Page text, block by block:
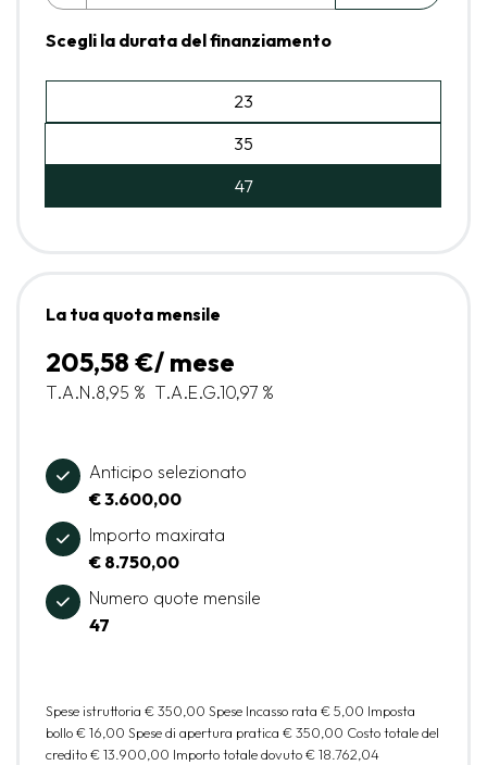
Scegli la durata del finanziamento
23
35
47
La tua quota mensile
205,58 €/ mese
T.A.N.8,95 % T.A.E.G.10,97 %
Anticipo selezionato
€ 3.600,00
Importo maxirata
€ 8.750,00
Numero quote mensile
47
Spese istruttoria € 350,00 Spese Incasso rata € 5,00 Imposta
bollo€ 16,00 Spese di apertura pratica € 350,00 Costo totale del
credito€ 13.900,00 Importo totale dovuto€ 18.762,04